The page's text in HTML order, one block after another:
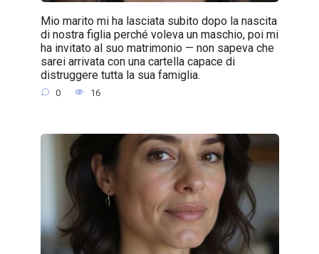
Mio marito mi ha lasciata subito dopo la nascita
di nostra figlia perché voleva un maschio, poi mi
ha invitato al suo matrimonio — non sapeva che
sarei arrivata con una cartella capace di
distruggere tutta la sua famiglia.
0 16